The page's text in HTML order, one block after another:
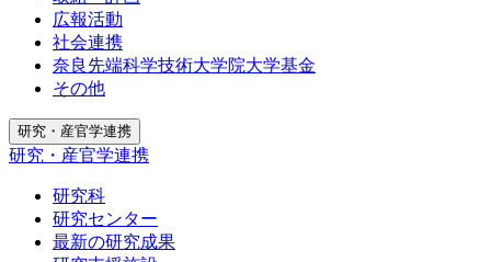
広報活動
社会連携
奈良先端科学技術大学院大学基金
その他
研究・産官学連携
研究・産官学連携
研究科
研究センター
最新の研究成果